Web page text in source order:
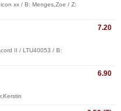
xx / B: Menges,Zoe / Z:
7.20
II / LTU40053 / B:
6.90